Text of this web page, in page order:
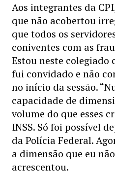
Aos integrantes da
que não acobertou
que todos os
coniventes com as
Estou neste colegiado
fui convidado e não
no início da sessão.
capacidade de
volume do que esses
INSS. Só foi possível
da Polícia Federal.
a dimensão que eu
acrescentou.